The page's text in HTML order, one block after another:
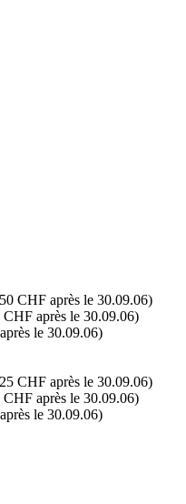
CHF après le 30.09.06)
après le 30.09.06)
le 30.09.06)
CHF après le 30.09.06)
après le 30.09.06)
le 30.09.06)